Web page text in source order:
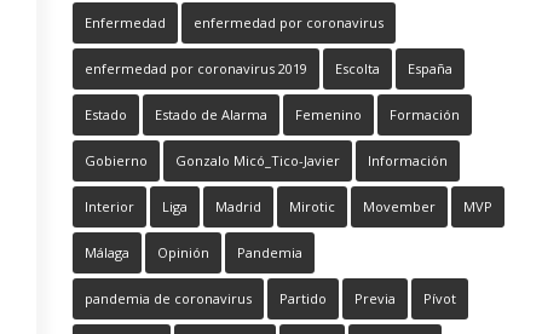
Enfermedad enfermedad por coronavirus
enfermedad por coronavirus 2019 Escolta España
Estado Estado de Alarma Femenino Formación
Gobierno Gonzalo Micó_Tico-Javier Información
Interior Liga Madrid Mirotic Movember MVP
Málaga Opinión Pandemia
pandemia de coronavirus Partido Previa Pívot